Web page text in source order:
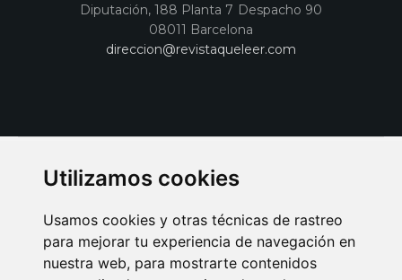
Utilizamos cookies
Usamos cookies y otras técnicas de rastreo
para mejorar tu experiencia de navegación en
nuestra web, para mostrarte contenidos
Diputación, 188 Planta 7 Despacho 90
08011 Barcelona
direccion@revistaqueleer.com